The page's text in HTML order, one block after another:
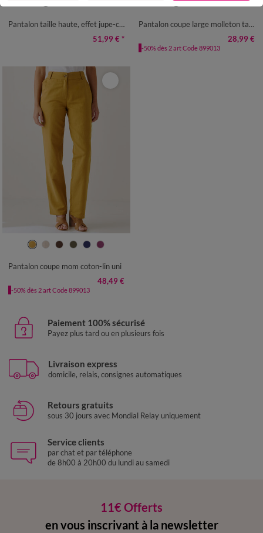
Pantalon taille haute, effet jupe-culotte
51,99 € *
38/40 42/44 46/48
Pantalon coupe large molleton taille élastiquée
28,99 €
-50% dès 2 art Code 899013
38 40 42 44 46
Pantalon coupe mom coton-lin uni
48,49 €
-50% dès 2 art Code 899013
Paiement 100% sécurisé
Payez plus tard ou en plusieurs fois
Livraison express
domicile, relais, consignes automatiques
Retours gratuits
sous 30 jours avec Mondial Relay uniquement
Service clients
par chat et par téléphone
de 8h00 à 20h00 du lundi au samedi
11€ Offerts
en vous inscrivant à la newsletter